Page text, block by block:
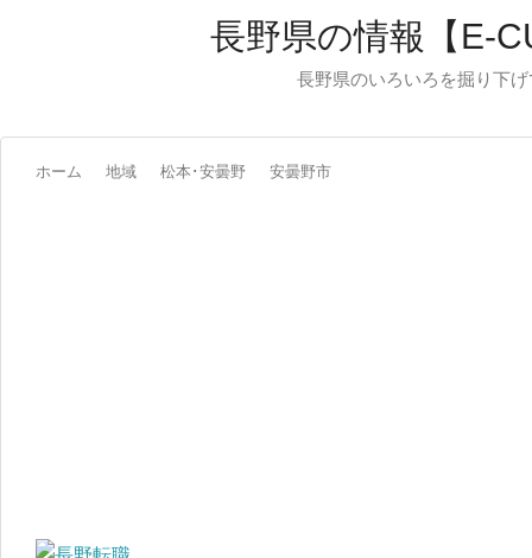
長野県の情報【E-
長野県のいろいろを掘り下
ホーム 地域 松本･安曇野 安曇野市